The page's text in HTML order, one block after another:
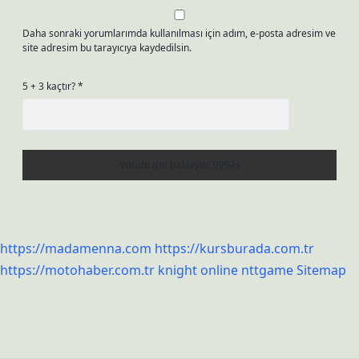
Daha sonraki yorumlarımda kullanılması için adım, e-posta adresim ve
site adresim bu tarayıcıya kaydedilsin.
5 + 3 kaçtır?*
https://madamenna.com https://kursburada.com.tr
https://motohaber.com.tr knight online nttgameSitemap